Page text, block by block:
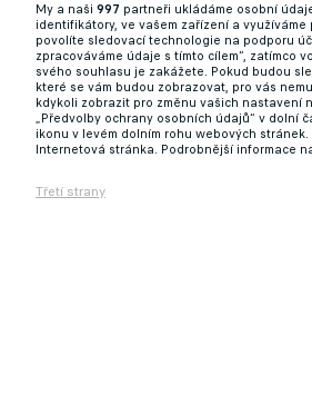
My a naši 997 partneři ukládáme osobní
identifikátory, ve vašem zařízení a využíváme
povolíte sledovací technologie na podporu
zpracováváme údaje s tímto cílem“, zatímco
svého souhlasu je zakážete. Pokud budou
které se vám budou zobrazovat, pro vás
kdykoli zobrazit pro změnu vašich nastavení
„Předvolby ochrany osobních údajů“ v dolní
ikonu v levém dolním rohu webových
Internetová stránka. Podrobnější informace
Třetí strany